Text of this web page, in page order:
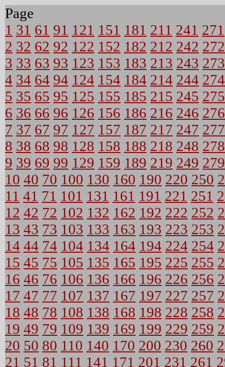
Page
1 31 61 91 121 151 181 211 241 271
2 32 62 92 122 152 182 212 242 272
3 33 63 93 123 153 183 213 243 273
4 34 64 94 124 154 184 214 244 274
5 35 65 95 125 155 185 215 245 275
6 36 66 96 126 156 186 216 246 276
7 37 67 97 127 157 187 217 247 277
8 38 68 98 128 158 188 218 248 278
9 39 69 99 129 159 189 219 249 279
10 40 70 100 130 160 190 220 250
11 41 71 101 131 161 191 221 251
12 42 72 102 132 162 192 222 252
13 43 73 103 133 163 193 223 253
14 44 74 104 134 164 194 224 254
15 45 75 105 135 165 195 225 255
16 46 76 106 136 166 196 226 256
17 47 77 107 137 167 197 227 257
18 48 78 108 138 168 198 228 258
19 49 79 109 139 169 199 229 259
20 50 80 110 140 170 200 230 260
21 51 81 111 141 171 201 231 261